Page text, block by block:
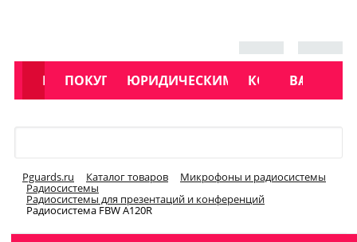
АКЦИИ
КАТАЛОГ
ПОКУПАТЕЛЯМЮРИДИЧЕСКИМ ЛИЦАМКОНТАКТЫ
УСЛУГИ
Pguards.ru Каталог товаров Микрофоны и радиосистемы
Радиосистемы
Радиосистемы для презентаций и конференций
Радиосистема FBW A120R